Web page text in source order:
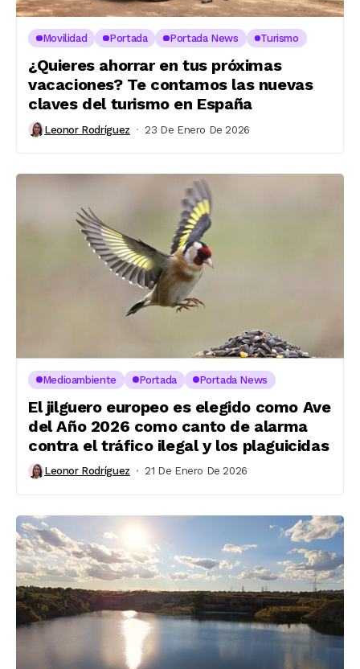
Movilidad Portada Portada News Turismo
¿Quieres ahorrar en tus próximas
vacaciones? Te contamos las nuevas
claves del turismo en España
Leonor Rodríguez 23 De Enero De 2026
Medioambiente Portada Portada News
El jilguero europeo es elegido como Ave
del Año 2026 como canto de alarma
contra el tráfico ilegal y los plaguicidas
Leonor Rodríguez 21 De Enero De 2026